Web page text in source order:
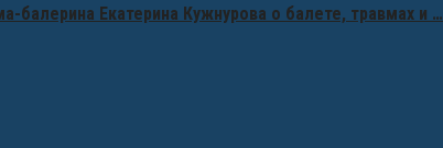
балерина Екатерина Кужнурова о балете, травмах и …